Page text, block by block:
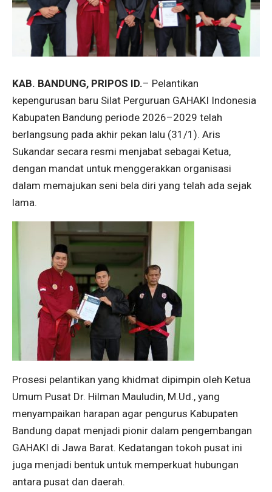
KAB. BANDUNG, PRIPOS ID.– Pelantikan
kepengurusan baru Silat Perguruan GAHAKI Indonesia
Kabupaten Bandung periode 2026–2029 telah
berlangsung pada akhir pekan lalu (31/1). Aris
Sukandar secara resmi menjabat sebagai Ketua,
dengan mandat untuk menggerakkan organisasi
dalam memajukan seni bela diri yang telah ada sejak
lama.
Prosesi pelantikan yang khidmat dipimpin oleh Ketua
Umum Pusat Dr. Hilman Mauludin, M.Ud., yang
menyampaikan harapan agar pengurus Kabupaten
Bandung dapat menjadi pionir dalam pengembangan
GAHAKI di Jawa Barat. Kedatangan tokoh pusat ini
juga menjadi bentuk untuk memperkuat hubungan
antara pusat dan daerah.